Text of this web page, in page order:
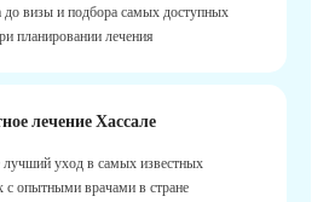
до визы и подбора самых доступных
планировании лечения
лечение Хассале
уход в самых известных
с опытными врачами в стране